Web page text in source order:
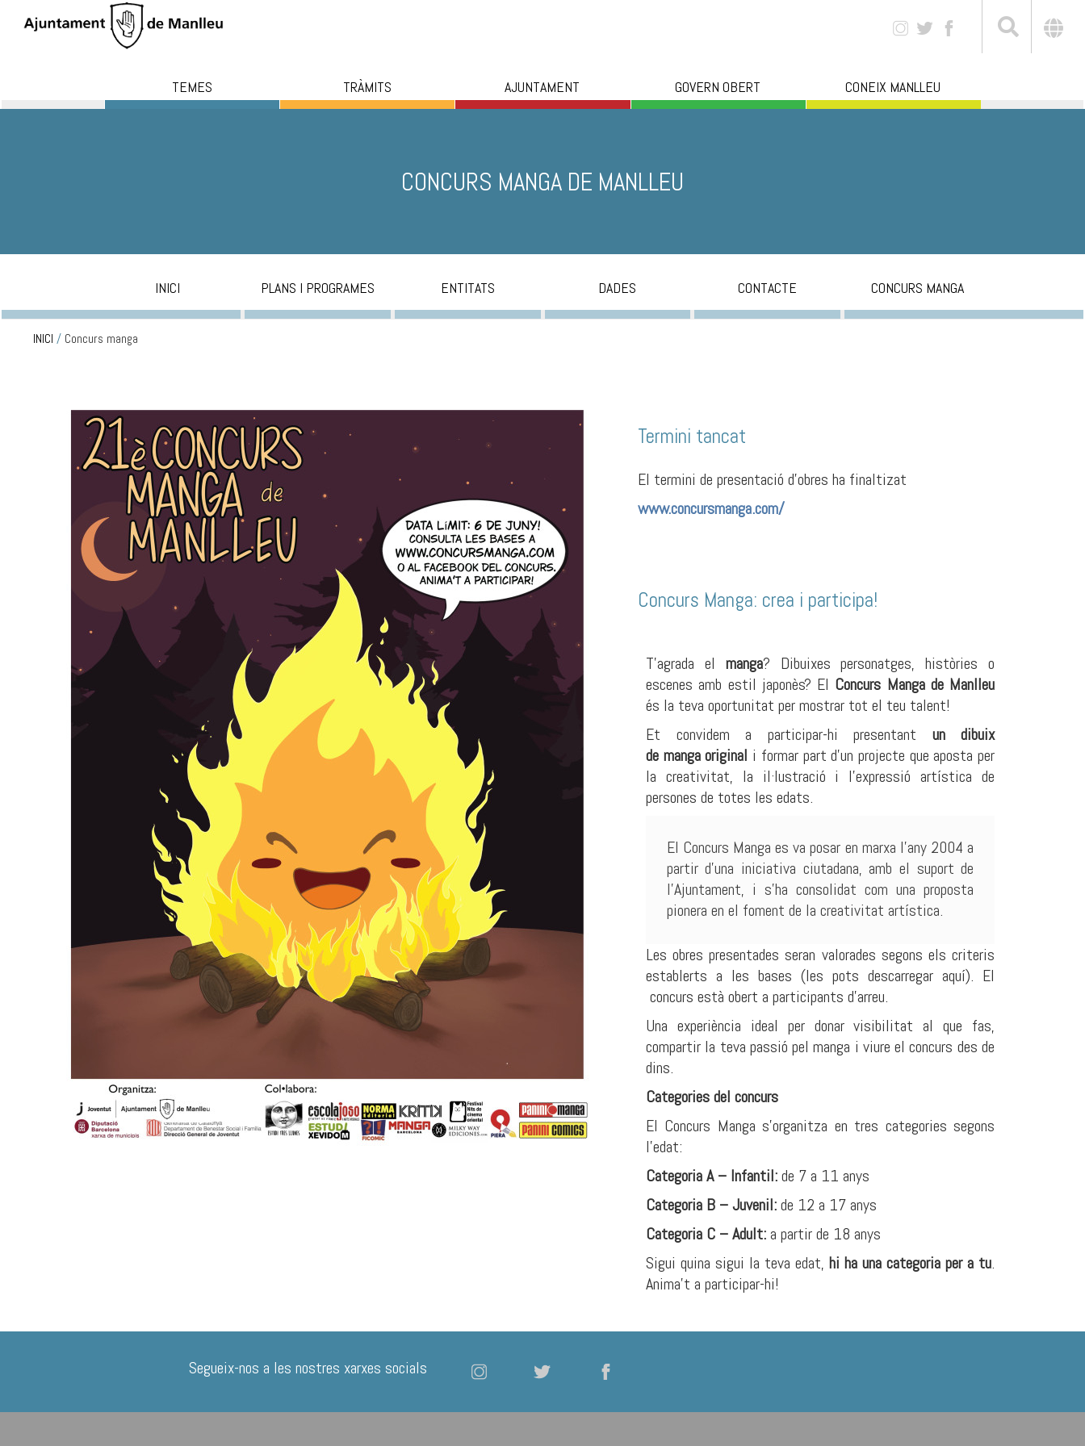
TEMES TRÀMITS AJUNTAMENT GOVERN OBERT CONEIX MANLLEU
INICI PLANS I PROGRAMES ENTITATS DADES CONTACTE CONCURS MANGA
CONCURS MANGA DE MANLLEU
INICI / Concurs manga
Termini tancat
El termini de presentació d'obres ha finaltizat
www.concursmanga.com/
Concurs Manga: crea i participa!
T’agrada el manga? Dibuixes personatges, històries o
escenes amb estil japonès? El Concurs Mangade Manlleu
és la teva oportunitat per mostrar tot el teu talent!
Et convidem a participar-hi presentant un dibuix
de mangaoriginal i formar part d’un projecte que aposta per
la creativitat, la il·lustració i l’expressió artística de
persones de totes les edats.
El Concurs Manga es va posar en marxa l’any 2004 a
partir d’una iniciativa ciutadana, amb el suport de
l’Ajuntament, i s’ha consolidat com una proposta
pionera en el foment de la creativitat artística.
Les obres presentades seran valorades segons els criteris
establerts a les bases (les pots descarregar aquí). El
concurs està obert a participants d’arreu.
Una experiència ideal per donar visibilitat al que fas,
compartir la teva passió pelmanga i viure el concurs des de
dins.
Categories del concurs
El Concurs Manga s’organitza en tres categories segons
l’edat:
Categoria A – Infantil:de 7 a 11 anys
Categoria B – Juvenil:de 12 a 17 anys
Categoria C – Adult: a partir de 18 anys
Sigui quina sigui la teva edat, hi ha una categoria per a tu.
Anima’t a participar-hi!
Segueix-nos a les nostres xarxes socials